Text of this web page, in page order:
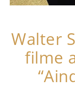
Walter
filme